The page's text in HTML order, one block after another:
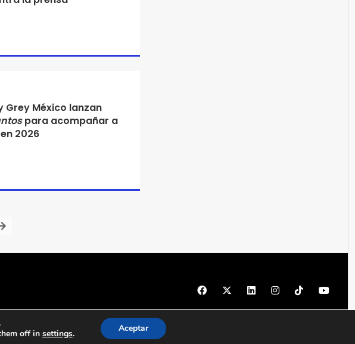
Grey México lanzan
para acompañar a
2026
© 1997 - 2026 PRODU - Todos los derechos reservados
off in settings. Aceptar